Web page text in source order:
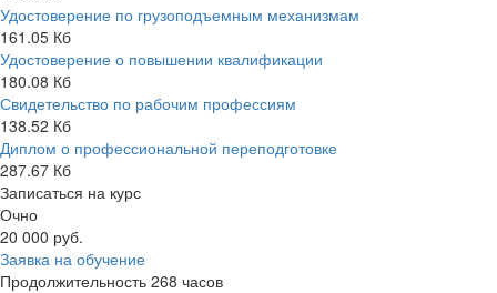
Удостоверение по грузоподъемным механизмам
161.05 Кб
Удостоверение о повышении квалификации
180.08 Кб
Свидетельство по рабочим профессиям
138.52 Кб
Диплом о профессиональной переподготовке
287.67 Кб
Записаться на курс
Очно
20 000 руб.
Заявка на обучение
Продолжительность 268 часов